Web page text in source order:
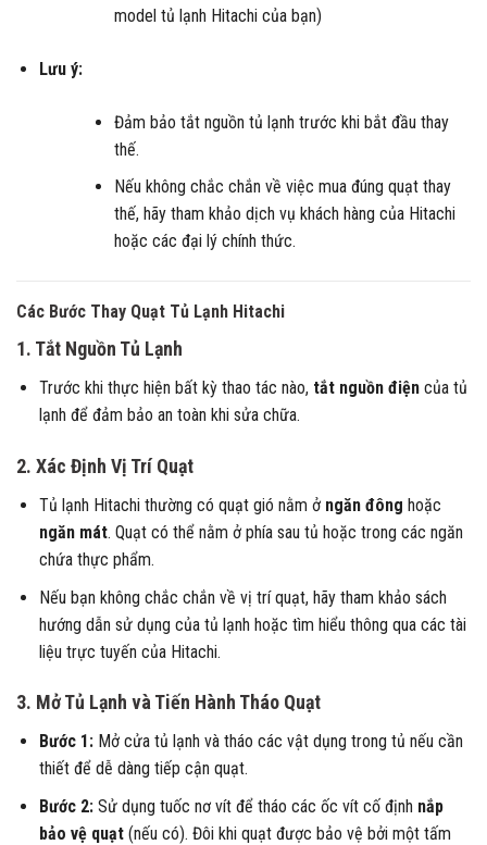
model tủ lạnh Hitachi của bạn)
Lưu ý:
Đảm bảo tắt nguồn tủ lạnh trước khi bắt đầu thay
thế.
Nếu không chắc chắn về việc mua đúng quạt thay
thế, hãy tham khảo dịch vụ khách hàng của Hitachi
hoặc các đại lý chính thức.
Các Bước Thay Quạt Tủ Lạnh Hitachi
1. Tắt Nguồn Tủ Lạnh
Trước khi thực hiện bất kỳ thao tác nào, tắt nguồn điệncủa tủ
lạnh để đảm bảo an toàn khi sửa chữa.
2. Xác Định Vị Trí Quạt
Tủ lạnh Hitachi thường có quạt gió nằm ở ngăn đông hoặc
ngăn mát. Quạt có thể nằm ở phía sau tủ hoặc trong các ngăn
chứa thực phẩm.
Nếu bạn không chắc chắn về vị trí quạt, hãy tham khảo sách
hướng dẫn sử dụng của tủ lạnh hoặc tìm hiểu thông qua các tài
liệu trực tuyến của Hitachi.
3. Mở Tủ Lạnh và Tiến Hành Tháo Quạt
Bước 1:Mở cửa tủ lạnh và tháo các vật dụng trong tủ nếu cần
thiết để dễ dàng tiếp cận quạt.
Bước 2:Sử dụng tuốc nơ vít để tháo các ốc vít cố định nắp
bảo vệ quạt(nếu có). Đôi khi quạt được bảo vệ bởi một tấm